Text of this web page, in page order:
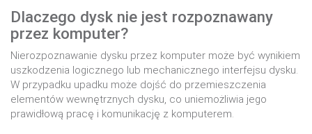
Dlaczego dysk nie jest rozpoznawany
przez komputer?
Nierozpoznawanie dysku przez komputer może być wynikiem
uszkodzenia logicznego lub mechanicznego interfejsu dysku.
W przypadku upadku może dojść do przemieszczenia
elementów wewnętrznych dysku, co uniemożliwia jego
prawidłową pracę i komunikację z komputerem.